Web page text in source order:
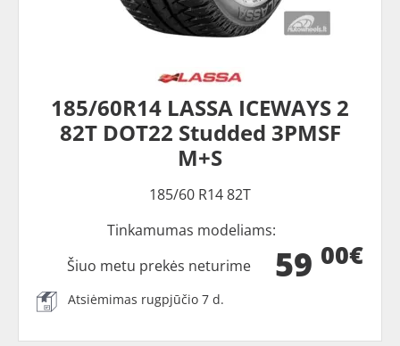
185/60R14 LASSA ICEWAYS 2
82T DOT22 Studded 3PMSF
M+S
185/60 R14 82T
Tinkamumas modeliams:
59 00€
Šiuo metu prekės neturime
Atsiėmimas rugpjūčio 7 d.